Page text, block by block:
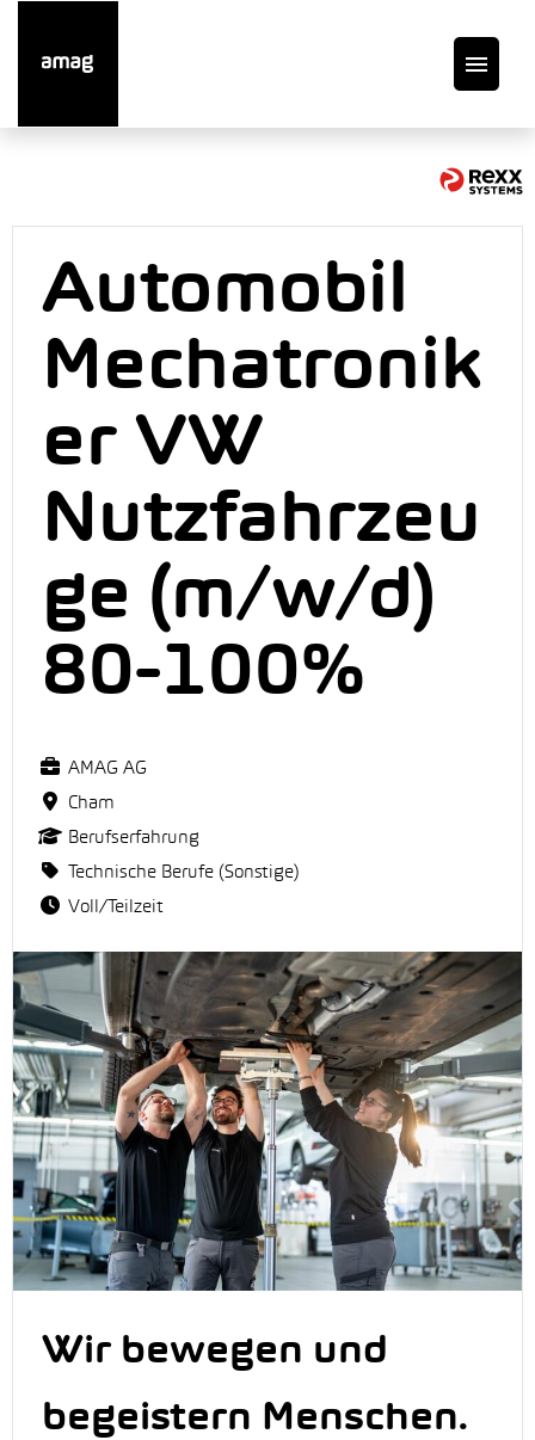
Service
Garage suchen
Automobil
Mechatronik
er VW
Nutzfahrzeu
ge (m/w/d)
80-100%
AMAG AG
Cham
Berufserfahrung
Technische Berufe (Sonstige)
Voll/Teilzeit
Wir bewegen und
begeistern Menschen.